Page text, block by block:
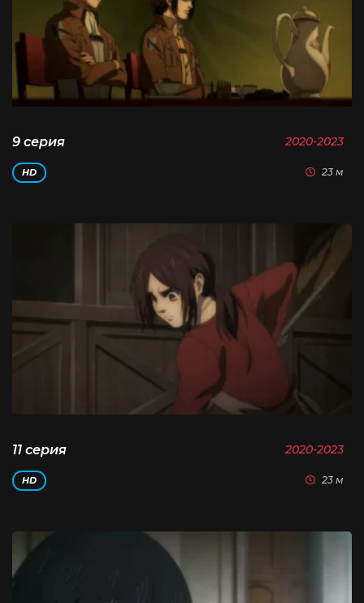
9 серия 2020-2023
HD 23 м
11 серия 2020-2023
HD 23 м